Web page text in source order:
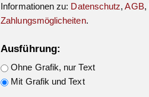
Informationen zu: Datenschutz,AGB,
Zahlungsmöglicheiten.
Ausführung:
Ohne Grafik, nur Text
Mit Grafik und Text